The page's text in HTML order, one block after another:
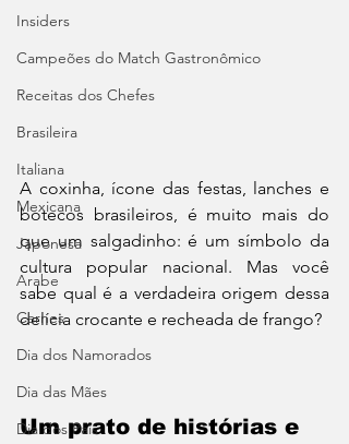
⁠Insiders
Campeões do Match Gastronômico
Receitas dos Chefes
Brasileira
Italiana
Mexicana
Japonesa
Arabe
Carnes
Dia dos Namorados
Dia das Mães
Dia dos Pais
A coxinha, ícone das festas, lanches e
botecos brasileiros, é muito mais do
que um salgadinho: é um símbolo da
cultura popular nacional. Mas você
sabe qual é a verdadeira origem dessa
delícia crocante e recheada de frango?
Um prato de histórias e